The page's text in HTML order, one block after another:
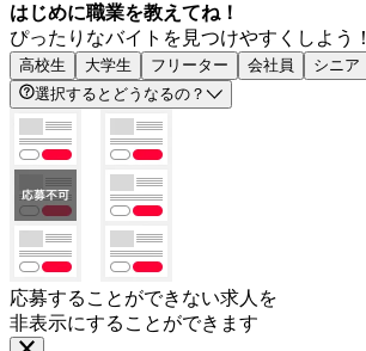
はじめに職業を教えてね！
ぴったりなバイトを見つけやすくしよう！
高校生 大学生 フリーター 会社員 シニア
選択するとどうなるの？
応募することができない求人を
非表示にすることができます